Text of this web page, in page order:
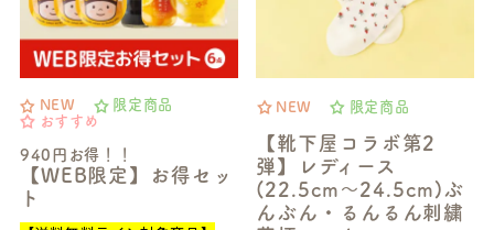
NEW
限定商品
おすすめ
940円お得！！
【WEB限定】お得セッ
ト
NEW 限定商品
【靴下屋コラボ第2
弾】レディース
(22.5cm～24.5cm)ぶ
んぶん・るんるん刺繍